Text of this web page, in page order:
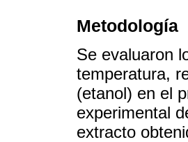
Metodología
Se evaluaron
temperatura,
(etanol) en el
experimental
extracto